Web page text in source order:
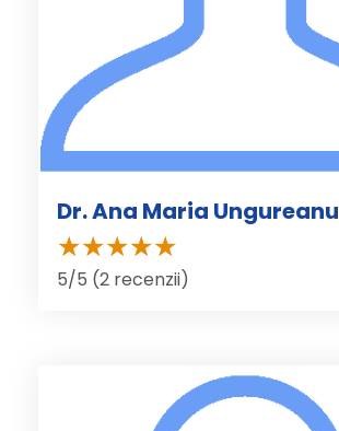
Dr. Ana Maria Ungureanu
5/5 (2 recenzii)